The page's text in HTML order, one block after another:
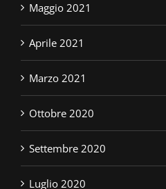
Maggio 2021
Aprile 2021
Marzo 2021
Ottobre 2020
Settembre 2020
Luglio 2020